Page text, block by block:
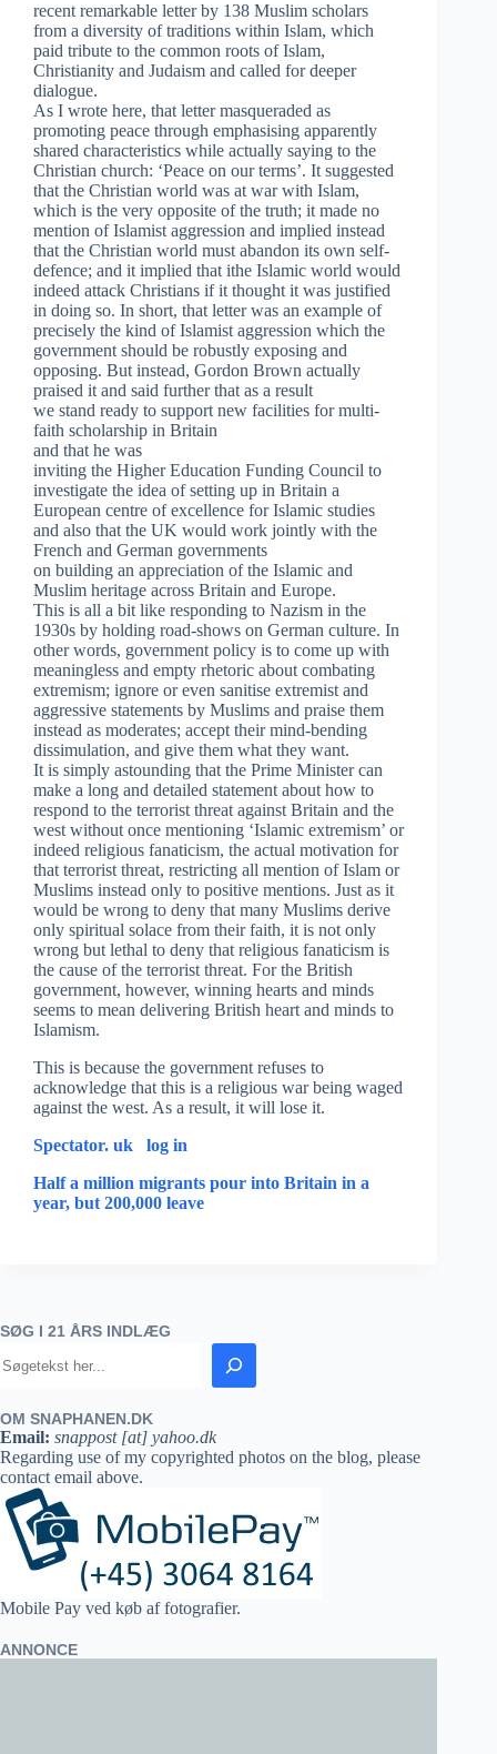
recent remarkable letter by 138 Muslim scholars
from a diversity of traditions within Islam, which
paid tribute to the common roots of Islam,
Christianity and Judaism and called for deeper
dialogue.
As I wrote here, that letter masqueraded as
promoting peace through emphasising apparently
shared characteristics while actually saying to the
Christian church: ‘Peace on our terms’. It suggested
that the Christian world was at war with Islam,
which is the very opposite of the truth; it made no
mention of Islamist aggression and implied instead
that the Christian world must abandon its own self-
defence; and it implied that ithe Islamic world would
indeed attack Christians if it thought it was justified
in doing so. In short, that letter was an example of
precisely the kind of Islamist aggression which the
government should be robustly exposing and
opposing. But instead, Gordon Brown actually
praised it and said further that as a result
we stand ready to support new facilities for multi-
faith scholarship in Britain
and that he was
inviting the Higher Education Funding Council to
investigate the idea of setting up in Britain a
European centre of excellence for Islamic studies
and also that the UK would work jointly with the
French and German governments
on building an appreciation of the Islamic and
Muslim heritage across Britain and Europe.
This is all a bit like responding to Nazism in the
1930s by holding road-shows on German culture. In
other words, government policy is to come up with
meaningless and empty rhetoric about combating
extremism; ignore or even sanitise extremist and
aggressive statements by Muslims and praise them
instead as moderates; accept their mind-bending
dissimulation, and give them what they want.
It is simply astounding that the Prime Minister can
make a long and detailed statement about how to
respond to the terrorist threat against Britain and the
west without once mentioning ‘Islamic extremism’ or
indeed religious fanaticism, the actual motivation for
that terrorist threat, restricting all mention of Islam or
Muslims instead only to positive mentions. Just as it
would be wrong to deny that many Muslims derive
only spiritual solace from their faith, it is not only
wrong but lethal to deny that religious fanaticism is
the cause of the terrorist threat. For the British
government, however, winning hearts and minds
seems to mean delivering British heart and minds to
Islamism.
This is because the government refuses to
acknowledge that this is a religious war being waged
against the west. As a result, it will lose it.
Spectator. uk log in
Half a million migrants pour into Britain in a
year, but 200,000 leave
SØG I 21 ÅRS INDLÆG
OM SNAPHANEN.DK
Email: snappost [at] yahoo.dk
Regarding use of my copyrighted photos on the blog, please
contact email above.
Mobile Pay ved køb af fotografier.
ANNONCE